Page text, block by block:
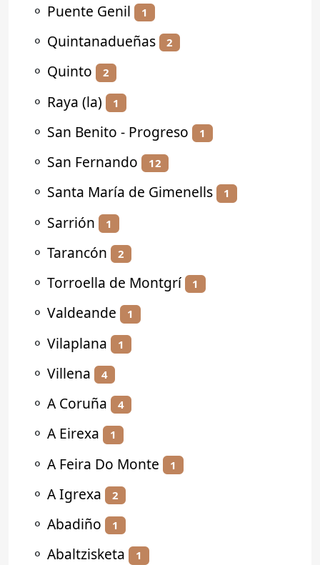
⚬ Puente Genil 1
⚬ Quintanadueñas 2
⚬ Quinto 2
⚬ Raya (la) 1
⚬ San Benito - Progreso 1
⚬ San Fernando 12
⚬ Santa María de Gimenells 1
⚬ Sarrión 1
⚬ Tarancón 2
⚬ Torroella de Montgrí 1
⚬ Valdeande 1
⚬ Vilaplana 1
⚬ Villena 4
⚬ A Coruña 4
⚬ A Eirexa 1
⚬ A Feira Do Monte 1
⚬ A Igrexa 2
⚬ Abadiño 1
⚬ Abaltzisketa 1